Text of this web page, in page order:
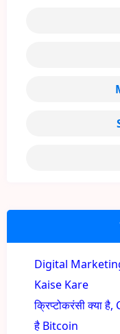
Digital
Kaise Kare
क्रिप्टोकरंसी क्या
है Bitcoin